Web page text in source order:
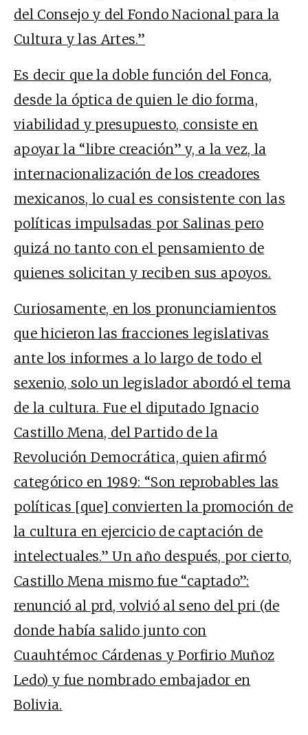
del Consejo y del Fondo Nacional para la
Cultura y las Artes.”
Es decir que la doble función del Fonca,
desde la óptica de quien le dio forma,
viabilidad y presupuesto, consiste en
apoyar la “libre creación” y, a la vez, la
internacionalización de los creadores
mexicanos, lo cual es consistente con las
políticas impulsadas por Salinas pero
quizá no tanto con el pensamiento de
quienes solicitan y reciben sus apoyos.
Curiosamente, en los pronunciamientos
que hicieron las fracciones legislativas
ante los informes a lo largo de todo el
sexenio, solo un legislador abordó el tema
de la cultura. Fue el diputado Ignacio
Castillo Mena, del Partido de la
Revolución Democrática, quien afirmó
categórico en 1989: “Son reprobables las
políticas [que] convierten la promoción de
la cultura en ejercicio de captación de
intelectuales.” Un año después, por cierto,
Castillo Mena mismo fue “captado”:
renunció al prd, volvió al seno del pri (de
donde había salido junto con
Cuauhtémoc Cárdenas y Porfirio Muñoz
Ledo) y fue nombrado embajador en
Bolivia.